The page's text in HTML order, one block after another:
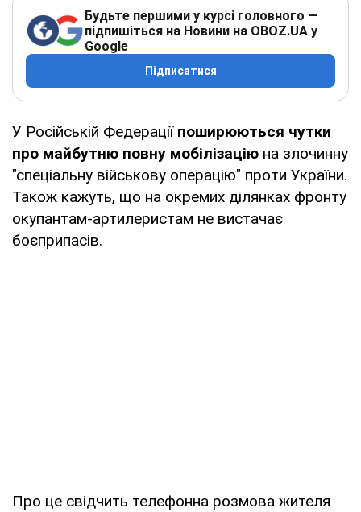
Будьте першими у курсі головного —
підпишіться на Новини на OBOZ.UA у
Google
Підписатися
У Російській Федерації поширюються чутки
про майбутню повну мобілізацію на злочинну
"спеціальну військову операцію" проти України.
Також кажуть, що на окремих ділянках фронту
окупантам-артилеристам не вистачає
боєприпасів.
Про це свідчить телефонна розмова жителя